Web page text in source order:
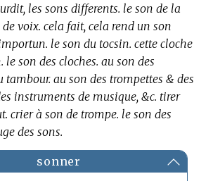
les sons differents. le son de la
voix. cela fait, cela rend un son
le son du tocsin. cette cloche
son des cloches. au son des
tambour. au son des trompettes & des
instruments de musique, &c. tirer
crier à son de trompe. le son des
des sons.
sonner